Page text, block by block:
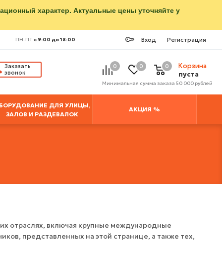
характер. Актуальные цены уточняйте у
Вход Регистрация
ПН-ПТ с 9:00 до 18:00
Заказать
звонок
0 0
Корзина
пуста
0
Минимальная сумма заказа 50 000 рублей
ДЛЯ УЛИЦЫ,
ЗАЛОВ И РАЗДЕВАЛОК
АКЦИЯ %
отраслях, включая крупные международные
представленных на этой странице, а также тех,